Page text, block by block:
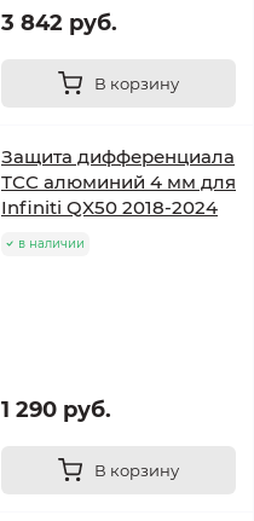
3 842 руб.
В корзину
Защита дифференциала
ТСС алюминий 4 мм для
Infiniti QX50 2018-2024
в наличии
1 290 руб.
В корзину